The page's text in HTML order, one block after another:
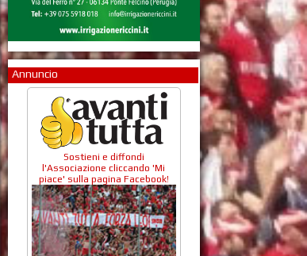
Annuncio
Sostieni e diffondi
l'Associazione cliccando 'Mi
piace' sulla pagina Facebook!